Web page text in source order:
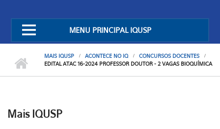
MENU PRINCIPAL IQUSP
MAIS IQUSP ACONTECE NO IQ
CONCURSOS DOCENTES
EDITAL ATAC 16-2024 PROFESSOR DOUTOR - 2 VAGAS BIOQUÍMICA
Mais IQUSP